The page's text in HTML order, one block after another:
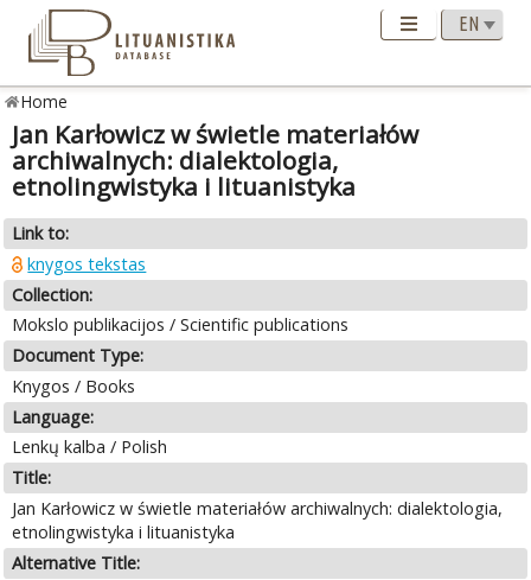
Home
Jan Karłowicz w świetle materiałów
archiwalnych: dialektologia,
etnolingwistyka i lituanistyka
Link to:
knygos tekstas
Collection:
Mokslo publikacijos / Scientific publications
Document Type:
Knygos / Books
Language:
Lenkų kalba / Polish
Title:
Jan Karłowicz w świetle materiałów archiwalnych: dialektologia,
etnolingwistyka i lituanistyka
Alternative Title: